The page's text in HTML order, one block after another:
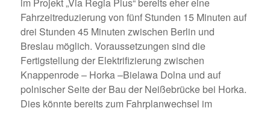
im Projekt „Via Regia Plus“ bereits eher eine
Fahrzeitreduzierung von fünf Stunden 15 Minuten auf
drei Stunden 45 Minuten zwischen Berlin und
Breslau möglich. Voraussetzungen sind die
Fertigstellung der Elektrifizierung zwischen
Knappenrode – Horka –Bielawa Dolna und auf
polnischer Seite der Bau der Neißebrücke bei Horka.
Dies könnte bereits zum Fahrplanwechsel im